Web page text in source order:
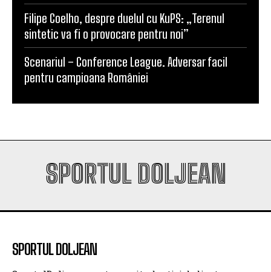
Filipe Coelho, despre duelul cu KuPS: „Terenul
sintetic va fi o provocare pentru noi”
Scenariul – Conference League. Adversar facil
pentru campioana României
SPORTUL DOLJEAN
SPORTUL DOLJEAN